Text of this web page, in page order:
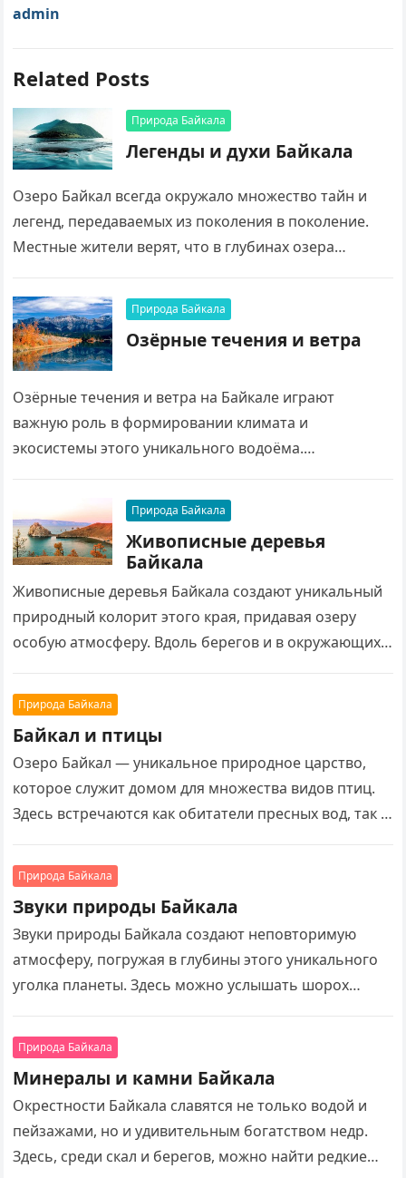
admin
Related Posts
Природа Байкала
Легенды и духи Байкала
Озеро Байкал всегда окружало множество тайн и
легенд, передаваемых из поколения в поколение.
Местные жители верят, что в глубинах озера
его…
Природа Байкала
Озёрные течения и ветра
Озёрные течения и ветра на Байкале играют
важную роль в формировании климата и
экосистемы этого уникального водоёма.
и насыщенность кислородом, что обеспечивает…
Природа Байкала
Живописные деревья
Байкала
Живописные деревья Байкала создают уникальный
природный колорит этого края, придавая озеру
особую атмосферу. Вдоль берегов и в окружающих
деревьев, которые…
Природа Байкала
Байкал и птицы
Озеро Байкал — уникальное природное царство,
которое служит домом для множества видов птиц.
Здесь встречаются как обитатели пресных вод, так и
фауна…
Природа Байкала
Звуки природы Байкала
Звуки природы Байкала создают неповторимую
атмосферу, погружая в глубины этого уникального
уголка планеты. Здесь можно услышать шорох
прозрачных вод озера….
Природа Байкала
Минералы и камни Байкала
Окрестности Байкала славятся не только водой и
пейзажами, но и удивительным богатством недр.
Здесь, среди скал и берегов, можно найти редкие